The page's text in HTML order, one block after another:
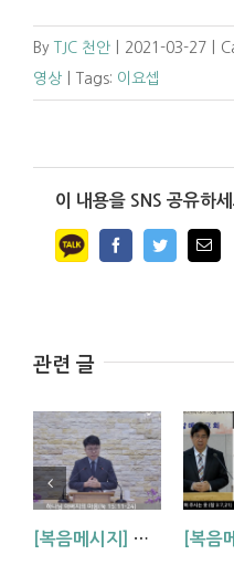
By TJC 천안 2021-03-27
영상
Tags: 이요셉
이 내용을 SNS 공유하
FacebookTwitter
관련 글
[복음메시지] 하나님 아버지의 마음 (눅15:11~24)